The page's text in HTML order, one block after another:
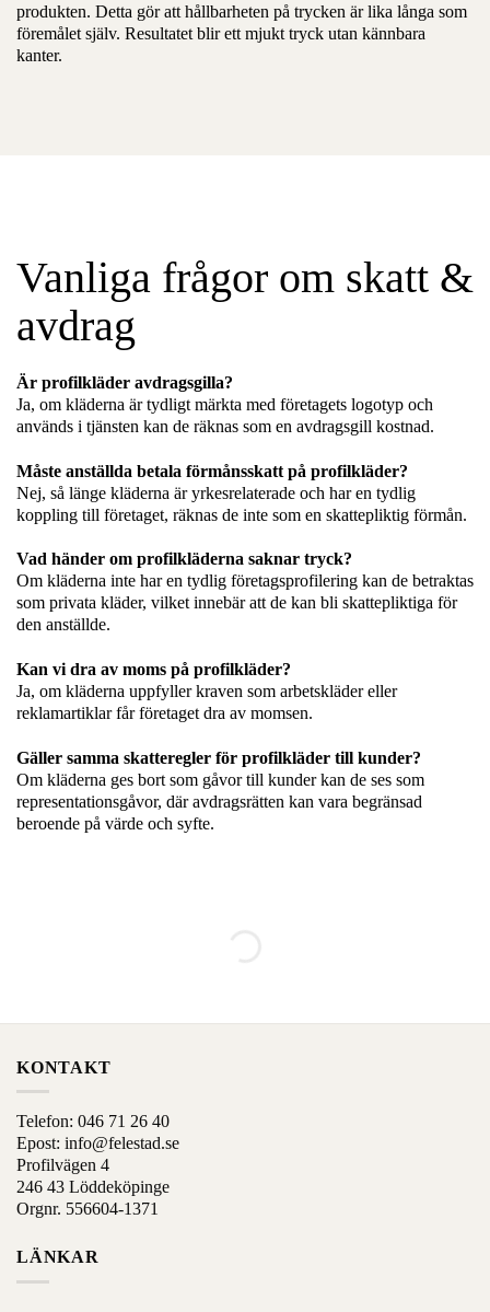
produkten. Detta gör att hållbarheten på trycken är lika långa som
föremålet själv. Resultatet blir ett mjukt tryck utan kännbara
kanter.
Vanliga frågor om skatt &
avdrag
Är profilkläder avdragsgilla?
Ja, om kläderna är tydligt märkta med företagets logotyp och
används i tjänsten kan de räknas som en avdragsgill kostnad.
Måste anställda betala förmånsskatt på profilkläder?
Nej, så länge kläderna är yrkesrelaterade och har en tydlig
koppling till företaget, räknas de inte som en skattepliktig förmån.
Vad händer om profilkläderna saknar tryck?
Om kläderna inte har en tydlig företagsprofilering kan de betraktas
som privata kläder, vilket innebär att de kan bli skattepliktiga för
den anställde.
Kan vi dra av moms på profilkläder?
Ja, om kläderna uppfyller kraven som arbetskläder eller
reklamartiklar får företaget dra av momsen.
Gäller samma skatteregler för profilkläder till kunder?
Om kläderna ges bort som gåvor till kunder kan de ses som
representationsgåvor, där avdragsrätten kan vara begränsad
beroende på värde och syfte.
KONTAKT
Telefon: 046 71 26 40
Epost: info@felestad.se
Profilvägen 4
246 43 Löddeköpinge
Orgnr. 556604-1371
LÄNKAR